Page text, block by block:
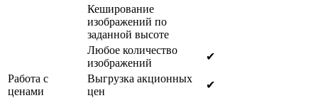
Кеширование
изображений по
заданной высоте
Любое количество
изображений
✔
Работа с
ценами
Выгрузка акционных
цен
✔